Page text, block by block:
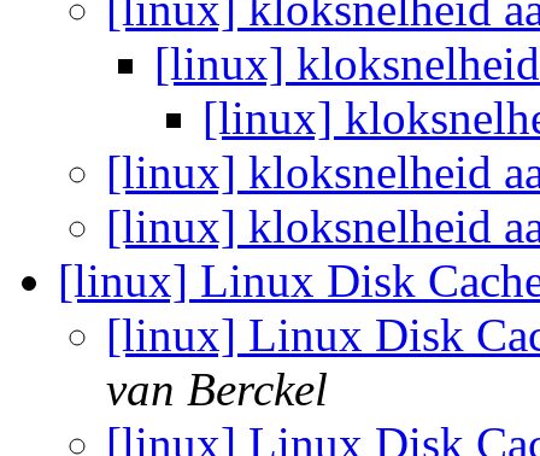
[linux]
[linux]
[linux] kloksnelheid
[linux] kloksnelheid
[linux] Linux Disk
[linux] Linux Disk
van Berckel
[linux] Linux Disk